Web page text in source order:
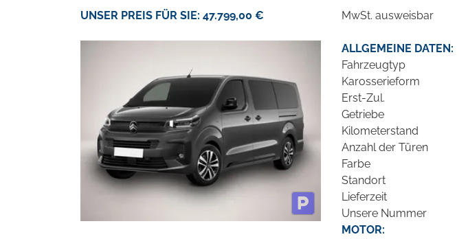
UNSER PREIS FÜR SIE: 47.799,00 € MwSt. ausweisbar
ALLGEMEINE DATEN:
Fahrzeugtyp
Karosserieform
Erst-Zul.
Getriebe
Kilometerstand
Anzahl der Türen
Farbe
Standort
Lieferzeit
Unsere Nummer
MOTOR: